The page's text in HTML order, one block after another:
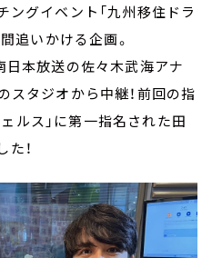
グイベント「九州移住ドラ
追いかける企画。
日本放送の佐々木武海アナ
スタジオから中継！前回の指
ルス」に第一指名された田
！